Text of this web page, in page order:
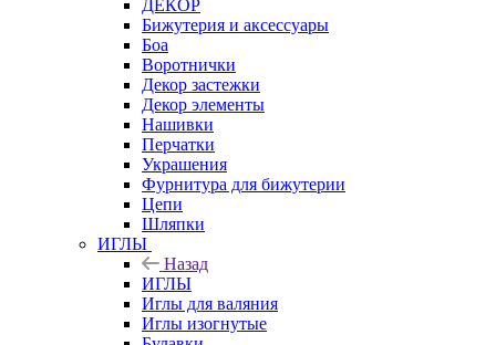
ДЕКОР
Бижутерия и аксессуары
Боа
Воротнички
Декор застежки
Декор элементы
Нашивки
Перчатки
Украшения
Фурнитура для бижутерии
Цепи
Шляпки
ИГЛЫ
Назад
ИГЛЫ
Иглы для валяния
Иглы изогнутые